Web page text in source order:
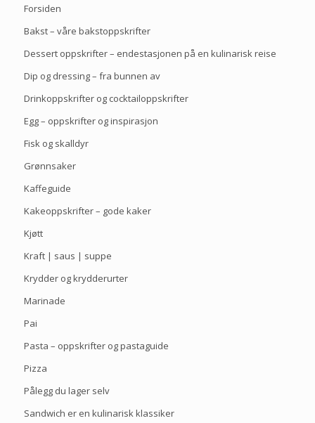
Forsiden
Bakst – våre bakstoppskrifter
Dessert oppskrifter – endestasjonen på en kulinarisk reise
Dip og dressing – fra bunnen av
Drinkoppskrifter og cocktailoppskrifter
Egg – oppskrifter og inspirasjon
Fisk og skalldyr
Grønnsaker
Kaffeguide
Kakeoppskrifter – gode kaker
Kjøtt
Kraft | saus | suppe
Krydder og krydderurter
Marinade
Pai
Pasta – oppskrifter og pastaguide
Pizza
Pålegg du lager selv
Sandwich er en kulinarisk klassiker